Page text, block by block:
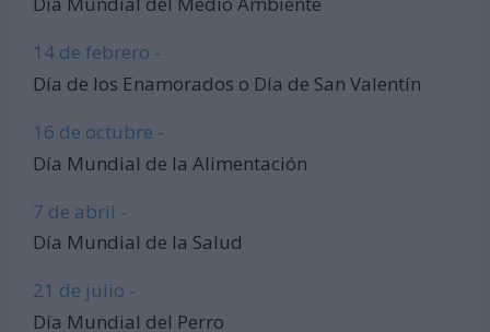
14 de febrero -
Día de los Enamorados o Día de San Valentín
16 de octubre -
Día Mundial de la Alimentación
7 de abril -
Día Mundial de la Salud
21 de julio -
Día Mundial del Perro